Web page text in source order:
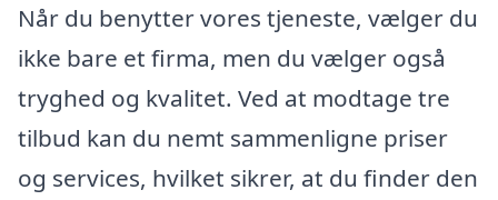
Når du benytter vores tjeneste, vælger du
ikke bare et firma, men du vælger også
tryghed og kvalitet. Ved at modtage tre
tilbud kan du nemt sammenligne priser
og services, hvilket sikrer, at du finder den